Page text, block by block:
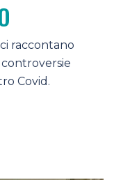
raccontano
Covid.